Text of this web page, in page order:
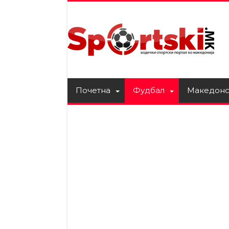
Почетна Фудбал